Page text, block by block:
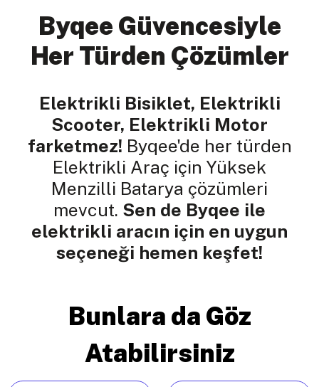
Byqee Güvencesiyle
Her Türden Çözümler
Elektrikli Bisiklet, Elektrikli
Scooter, Elektrikli Motor
farketmez! Byqee'de her türden
Elektrikli Araç için Yüksek
Menzilli Batarya çözümleri
mevcut. Sen de Byqee ile
elektrikli aracın için en uygun
seçeneği hemen keşfet!
Bunlara da Göz
Atabilirsiniz